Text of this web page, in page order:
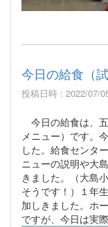
今日の給食（試
投稿日時 : 2022/07/
今日の給食は、
メニュー）です。
した。給食センタ
ニューの説明や大
きました。（大島
そうです！）１年
加しきました。ホ
ですが、今日は実